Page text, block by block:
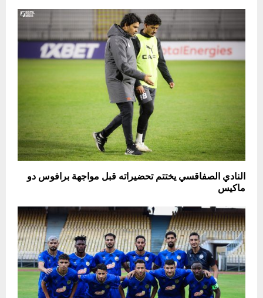
النادي الصفاقسي يختتم تحضيراته قبل مواجهة برافوس دو
ماكيس